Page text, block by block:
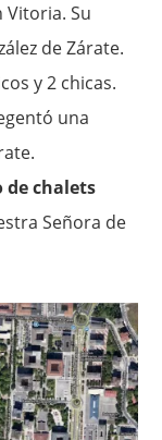
Vitoria. Su
de Zárate.
y 2 chicas.
una
de chalets
Señora de